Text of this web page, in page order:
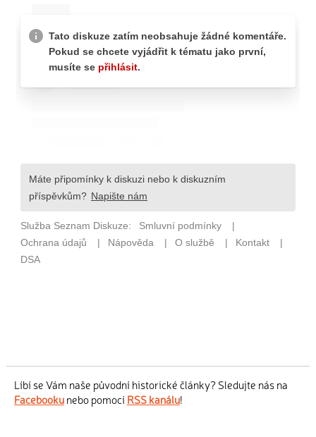
Líbí se Vám naše původní historické články? Sledujte nás na
Facebookunebo pomocí RSS kanálu!